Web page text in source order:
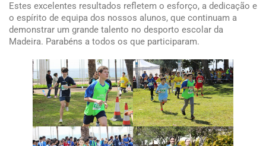
Estes excelentes resultados refletem o esforço, a dedicação e
o espírito de equipa dos nossos alunos, que continuam a
demonstrar um grande talento no desporto escolar da
Madeira. Parabéns a todos os que participaram.